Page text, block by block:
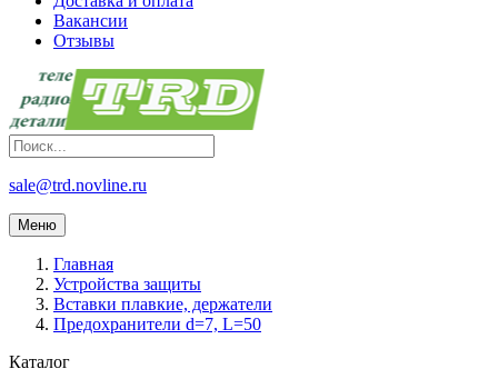
Вакансии
Отзывы
sale@trd.novline.ru
Меню
Главная
Устройства защиты
Вставки плавкие, держатели
Предохранители d=7, L=50
Каталог